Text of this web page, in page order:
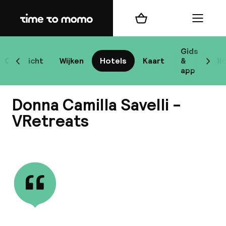
Home
Overzicht Wijken Hotels Kaart
Gids
&
app
Scroll naar links
Winkelmand Menu
Donna Camilla Savelli -
VRetreats